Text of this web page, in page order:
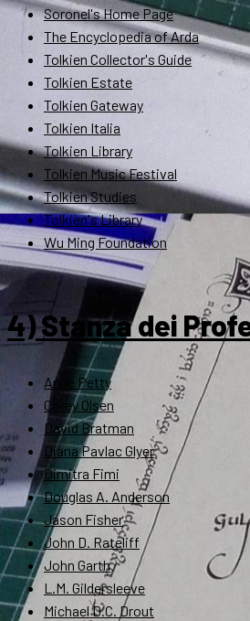
Soronel's Home Page
The Encyclopedia of Arda
Tolkien Collector's Guide
Tolkien Estate
Tolkien Gateway
Tolkien Italia
Tolkien Library
Tolkien Music Festival
Tolkien Studies
Tolkien's Library
Wu Ming Foundation
4) Stanza dei
Anne Petty
Corey Olsen
David Bratman
Diana Pavlac Glyer
Dimitra Fimi
Douglas A. Anderson
Jason Fisher
John D. Rateliff
John Garth
L.M. Gildersleeve
Michael D.C. Drout